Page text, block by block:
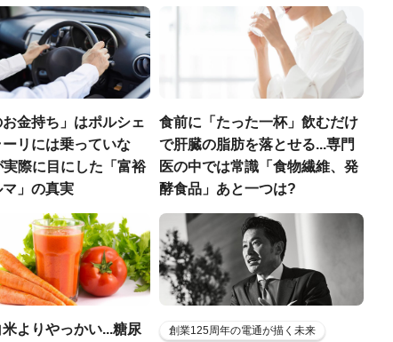
金持ち」はポルシェ
リには乗っていな
実際に目にした「富裕
」の真実
食前に「たった一杯」飲むだけ
で肝臓の脂肪を落とせる...専門
医の中では常識「食物繊維、発
酵食品」あと一つは?
よりやっかい...糖尿 創業125周年の電通が描く未来